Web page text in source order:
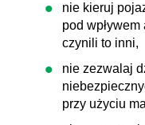
nie kieruj
pod
czynili to inni,
nie zezwalaj
przy użyciu